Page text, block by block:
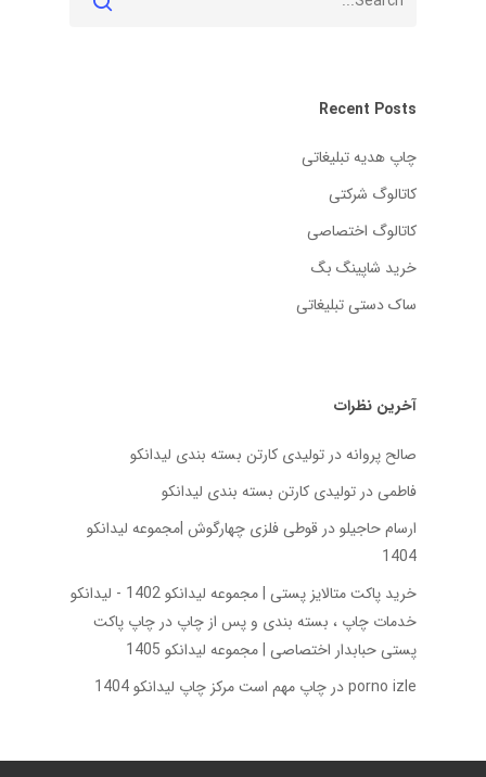
Recent Posts
چاپ هدیه تبلیغاتی
کاتالوگ شرکتی
کاتالوگ اختصاصی
خرید شاپینگ بگ
ساک دستی تبلیغاتی
آخرین نظرات
صالح پروانهدر تولیدی کارتن بسته‌ بندی لیدانکو
فاطمیدر تولیدی کارتن بسته‌ بندی لیدانکو
ارسام حاجیلودر قوطی فلزی چهارگوش |مجموعه لیدانکو
1404
خرید پاکت متالایز پستی | مجموعه لیدانکو 1402 - لیدانکو
خدمات چاپ ، بسته بندی و پس از چاپ در چاپ پاکت
پستی حبابدار اختصاصی | مجموعه لیدانکو 1405
porno izleدر چاپ مهم است مرکز چاپ لیدانکو 1404